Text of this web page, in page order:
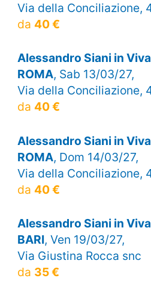
Via della Conciliazione,
da 40 €
Alessandro Siani in
ROMA, Sab 13/03/27,
Via della Conciliazione,
da 40 €
Alessandro Siani in
ROMA, Dom 14/03/27,
Via della Conciliazione,
da 40 €
Alessandro Siani in
BARI, Ven 19/03/27,
Via Giustina Rocca snc
da 35 €